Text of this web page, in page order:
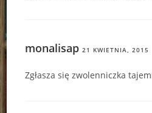
monalisap 21 KWIETNIA, 2015
Zgłasza się zwolenniczka